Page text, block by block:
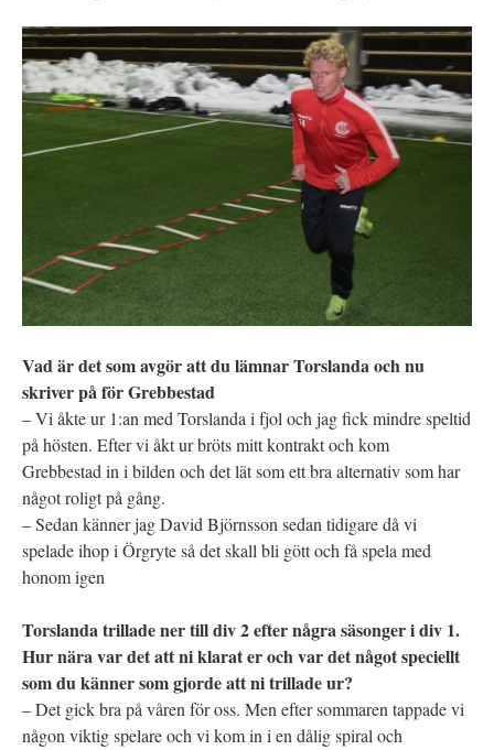
Vad är det som avgör att du lämnar Torslanda och nu
skriver på för Grebbestad
– Vi åkte ur 1:an med Torslanda i fjol och jag fick mindre speltid
på hösten. Efter vi åkt ur bröts mitt kontrakt och kom
Grebbestad in i bilden och det lät som ett bra alternativ som har
något roligt på gång.
– Sedan känner jag David Björnsson sedan tidigare då vi
spelade ihop i Örgryte så det skall bli gött och få spela med
honom igen
Torslanda trillade ner till div 2 efter några säsonger i div 1.
Hur nära var det att ni klarat er och var det något speciellt
som du känner som gjorde att ni trillade ur?
– Det gick bra på våren för oss. Men efter sommaren tappade vi
någon viktig spelare och vi kom in i en dålig spiral och